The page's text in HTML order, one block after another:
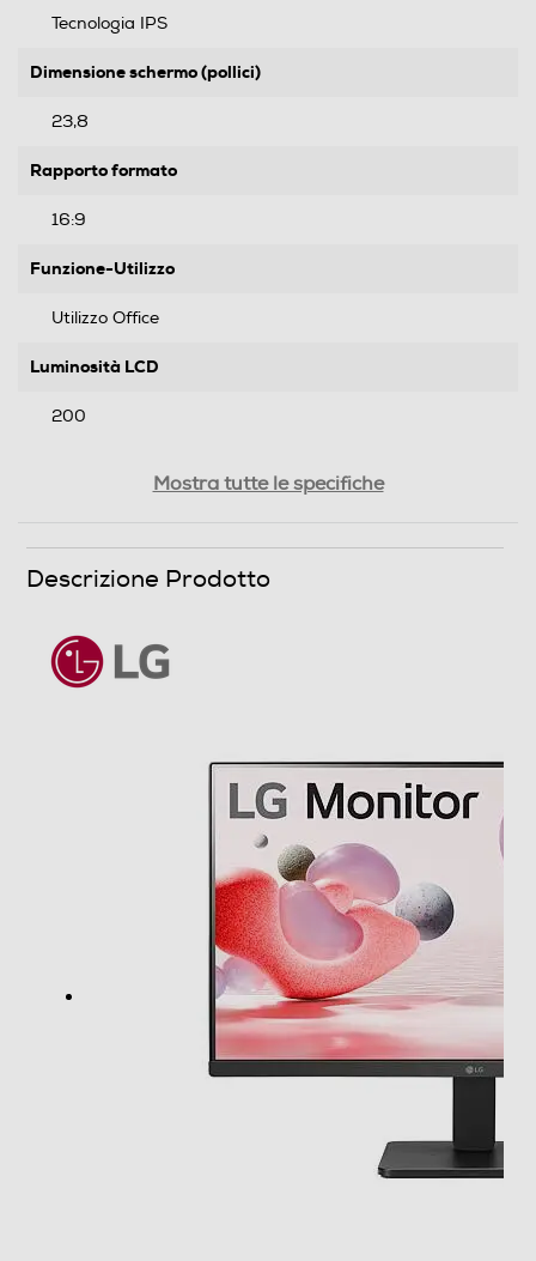
Tecnologia IPS
Dimensione schermo (pollici)
23,8
Rapporto formato
16:9
Funzione-Utilizzo
Utilizzo Office
Luminosità LCD
200
LED
Angolo visuale veritcale-°
Mostra tutte le specifiche
Descrizione Prodotto